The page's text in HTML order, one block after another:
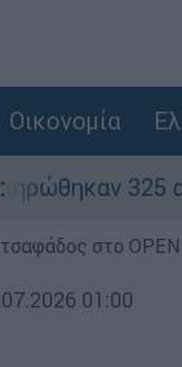
Οικονομία
325
στο
01:00